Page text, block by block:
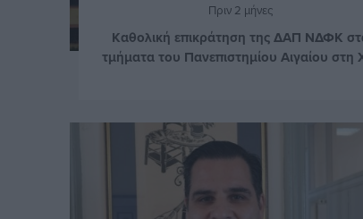
Πριν 2 μήνες
Καθολική επικράτηση της ΔΑΠ ΝΔΦΚ
τμήματα του Πανεπιστημίου Αιγαίου στη